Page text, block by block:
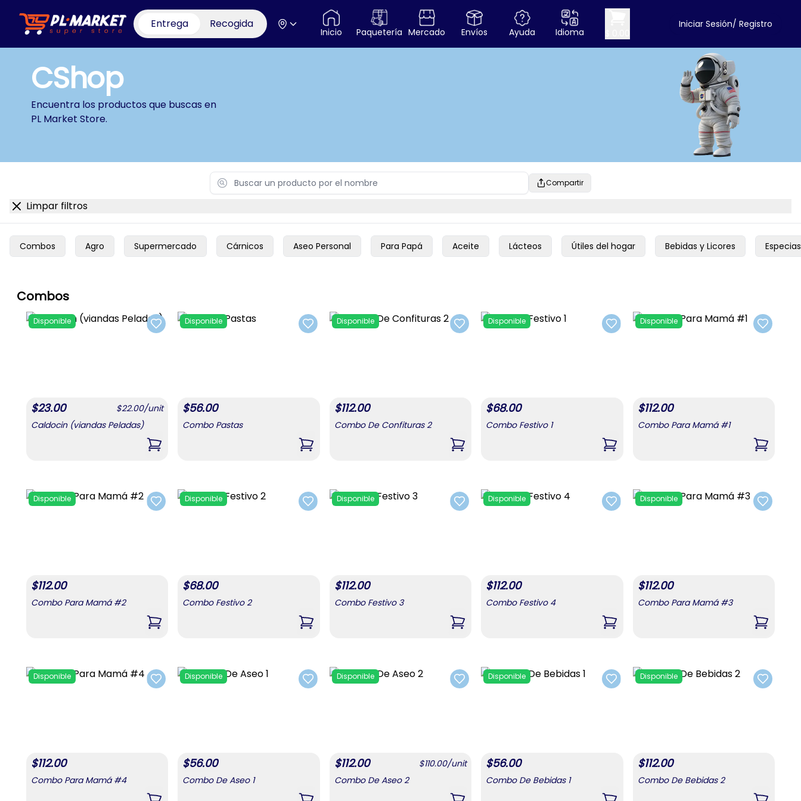
PL Market Store Entrega Recogida
Inicio Paquetería Mercado Envíos Ayuda Idioma
Iniciar Sesión/ Registro
CShop
Encuentra los productos que buscas en
PL Market Store.
Search Compartir
Limpar filtros
Combos Agro Supermercado Cárnicos Aseo Personal Para Papá Aceite Lácteos Útiles del hogar Bebidas y Licores
Combos
Add to favorites
Disponible
$23.00 $22.00/unit
Caldocin (viandas Peladas)
,Caldocin (viandas Peladas)
Add to favorites
Disponible
$56.00
Combo Pastas
,Combo Pastas
Add to favorites
Disponible
$112.00
Combo De Confituras 2
,Combo De Confituras 2
Add to favorites
Disponible
$68.00
Combo Festivo 1
,Combo Festivo 1
Add to
Disponible
$112.00
Combo Para Mamá #1
,Combo
Add to favorites
Disponible
$112.00
Combo Para Mamá #2
,Combo Para Mamá #2
Add to favorites
Disponible
$68.00
Combo Festivo 2
,Combo Festivo 2
Add to favorites
Disponible
$112.00
Combo Festivo 3
,Combo Festivo 3
Add to favorites
Disponible
$112.00
Combo Festivo 4
,Combo Festivo 4
Add to
Disponible
$112.00
Combo Para Mamá #3
,Combo
Add to favorites
Disponible
$112.00
Combo Para Mamá #4
Add to favorites
Disponible
$56.00
Combo De Aseo 1
Add to favorites
Disponible
$112.00 $110.00/unit
Combo De Aseo 2
Add to favorites
Disponible
$56.00
Combo De Bebidas 1
Add to
Disponible
$112.00
Combo De Bebidas 2